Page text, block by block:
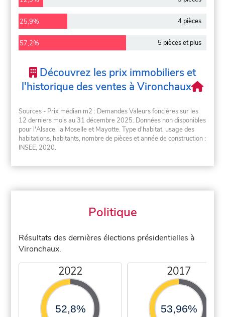
25,9% 4 pièces
57,2% 5 pièces et plus
Découvrez les prix immobiliers et
l'historique des ventes à Vironchaux
Sources - Prix médian m2 : Demandes Valeurs foncières sur les
12 derniers mois au 31 décembre 2025. Données non disponibles
pour l'Alsace, la Moselle et Mayotte. Type d'habitat, usage des
habitations, habitants, nombre de pièces et année de construction :
INSEE, 2020.
Politique
Résultats des dernières élections présidentielles à
Vironchaux.
2022
52,8%
2017
53,96%